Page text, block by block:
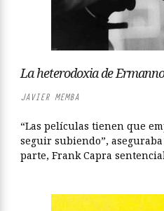
La heterodoxia de
JAVIER MEMBA
“Las películas tienen que
seguir subiendo”,
parte, Frank Capra